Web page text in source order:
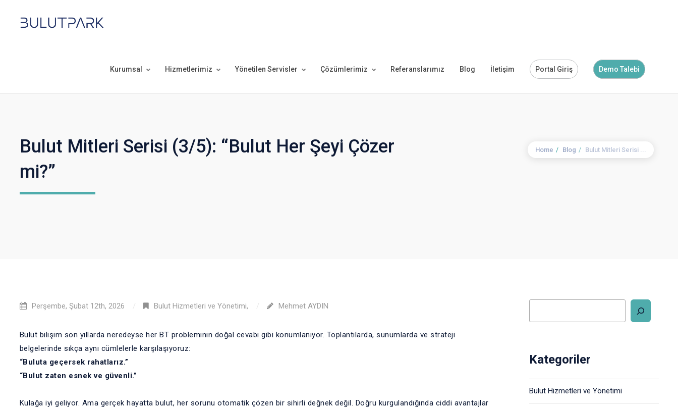
Kurumsal Hizmetlerimiz Yönetilen Servisler Çözümlerimiz Referanslarımız Blog İletişim Portal Giriş Demo Talebi
Bulut Mitleri Serisi (3/5): “Bulut Her Şeyi Çözer
mi?”
Home Blog Bulut Mitleri Serisi ...
Perşembe, Şubat 12th, 2026 Bulut Hizmetleri ve Yönetimi, Mehmet AYDIN
Bulut bilişim son yıllarda neredeyse her BT probleminin doğal cevabı gibi konumlanıyor. Toplantılarda, sunumlarda ve strateji
belgelerinde sıkça aynı cümlelerle karşılaşıyoruz:
“Buluta geçersek rahatlarız.”
“Bulut zaten esnek ve güvenli.”
Kulağa iyi geliyor. Ama gerçek hayatta bulut, her sorunu otomatik çözen bir sihirli değnek değil. Doğru kurgulandığında ciddi avantajlar
Kategoriler
Bulut Hizmetleri ve Yönetimi